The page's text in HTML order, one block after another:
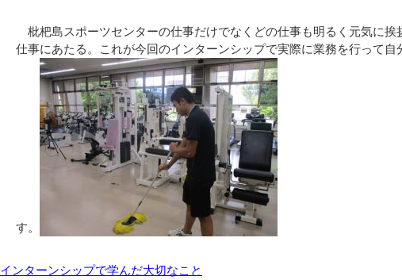
枇杷島スポーツセンターの仕事だけでなくどの仕事も明るく元気に挨
仕事にあたる。これが今回のインターンシップで実際に業務を行って自
す。
インターンシップで学んだ大切なこと